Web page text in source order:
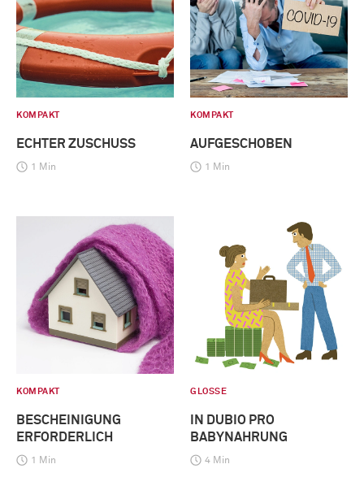
KOMPAKT
ECHTER ZUSCHUSS
1 Min
KOMPAKT
AUFGESCHOBEN
1 Min
KOMPAKT
BESCHEINIGUNG
ERFORDERLICH
1 Min
GLOSSE
IN DUBIO PRO
BABYNAHRUNG
4 Min